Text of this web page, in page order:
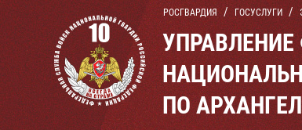
РОСГВАРДИЯ ГОСУСЛУГИ
ПО